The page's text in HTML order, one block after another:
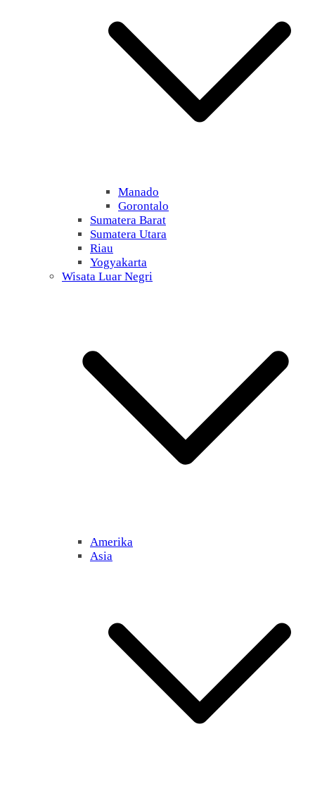
Manado
Gorontalo
Sumatera Barat
Sumatera Utara
Riau
Yogyakarta
Wisata Luar Negri
Amerika
Asia